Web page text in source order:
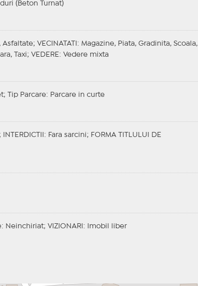
(Beton Turnat)
Asfaltate; VECINATATI
: Magazine, Piata, Gradinita, Scoala,
Taxi; VEDERE : Vedere mixta
Tip Parcare: Parcare in curte
INTERDICTII : Fara sarcini; FORMA TITLULUI DE
: Neinchiriat; VIZIONARI : Imobil liber